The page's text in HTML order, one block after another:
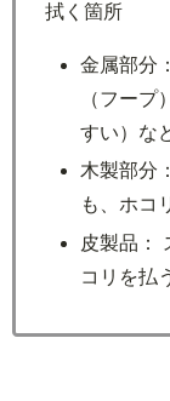
拭く箇所
金属部分
（フー
すい）な
木製部分
も、ホコ
皮製品：
コリを払